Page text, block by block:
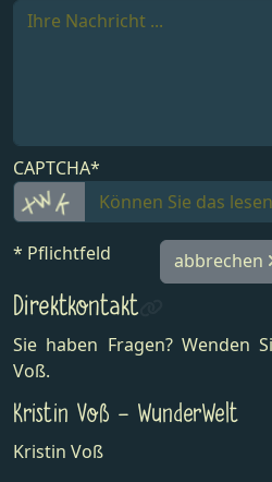
CAPTCHA*
* Pflichtfeld abbrechen
Direktkontakt
Sie haben Fragen? Wenden
Voß.
Kristin Voß - WunderWelt
Kristin Voß